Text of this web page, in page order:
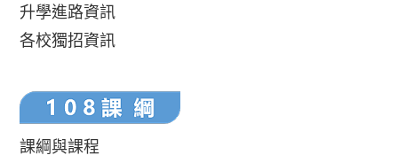
升學進路資訊
各校獨招資訊
課綱與課程